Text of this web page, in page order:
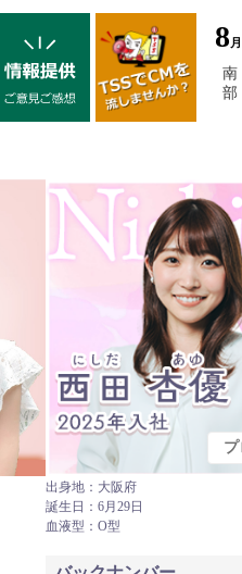
8 月
出身地：大阪府
誕生日：6月29日
血液型：O型